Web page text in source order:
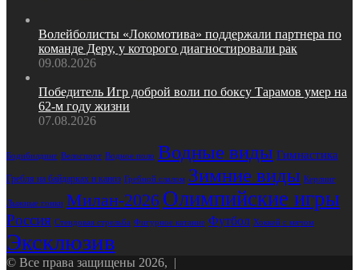
Волейболисты «Локомотива» поддержали партнера по
команде Деру, у которого диагностировали рак
09.08.2026
Победитель Игр доброй воли по боксу Тарамов умер на
62‑м году жизни
07.08.2026
Бодибилдинг Велоспорт Водное поло Водные виды Гимнастика
Гребля на байдарках и каноэ Гребной слалом Зимние виды Керлинг
Лыжные гонки Милан-2026 Олимпийские игры
Россия Стендовая стрельба Фигурное катание Футбол Хоккей с мячом
Эксклюзив
© Все права защищены 2026, |